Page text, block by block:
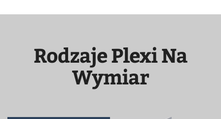
Rodzaje Plexi Na
Wymiar